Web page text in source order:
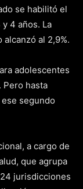
se habilitó el
4 años. La
al 2,9%.
adolescentes
Pero hasta
segundo
a cargo de
que agrupa
jurisdicciones